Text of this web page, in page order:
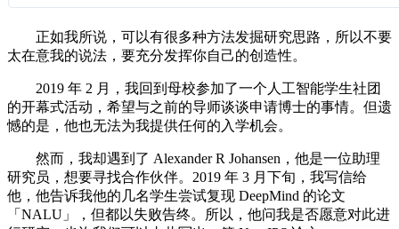
正如我所说，可以有很多种方法发掘研究思路，所以不要
太在意我的说法，要充分发挥你自己的创造性。
2019 年 2 月，我回到母校参加了一个人工智能学生社团
的开幕式活动，希望与之前的导师谈谈申请博士的事情。但遗
憾的是，他也无法为我提供任何的入学机会。
然而，我却遇到了 Alexander R Johansen，他是一位助理
研究员，想要寻找合作伙伴。2019 年 3 月下旬，我写信给
他，他告诉我他的几名学生尝试复现 DeepMind 的论文
「NALU」，但都以失败告终。所以，他问我是否愿意对此进